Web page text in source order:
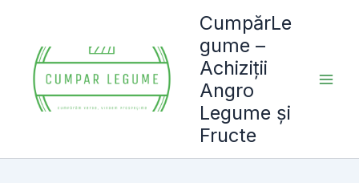
content
CumpărLe
gume –
Achiziții
Angro
Legume și
Fructe